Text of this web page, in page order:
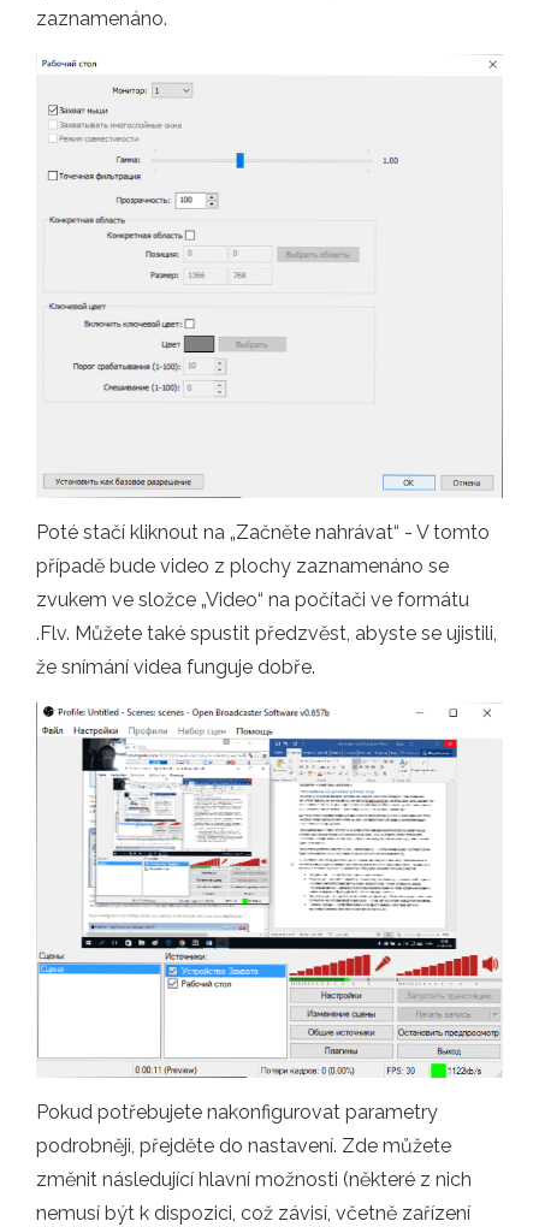
zaznamenáno.
Poté stačí kliknout na „Začněte nahrávat“ - V tomto
případě bude video z plochy zaznamenáno se
zvukem ve složce „Video“ na počítači ve formátu
.Flv. Můžete také spustit předzvěst, abyste se ujistili,
že snímání videa funguje dobře.
Pokud potřebujete nakonfigurovat parametry
podrobněji, přejděte do nastavení. Zde můžete
změnit následující hlavní možnosti (některé z nich
nemusí být k dispozici, což závisí, včetně zařízení